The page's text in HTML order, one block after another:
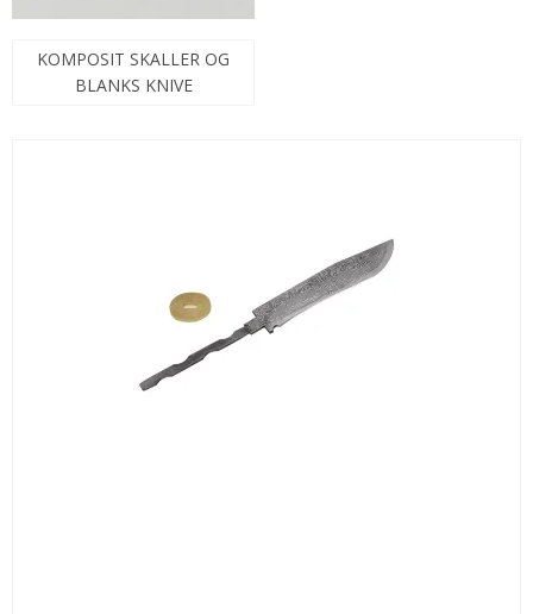
KOMPOSIT SKALLER OG
BLANKS KNIVE